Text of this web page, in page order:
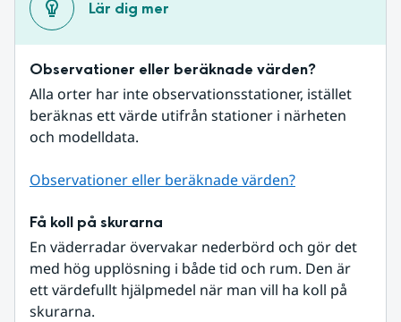
Lär dig mer
Observationer eller beräknade värden?
Alla orter har inte observationsstationer, istället
beräknas ett värde utifrån stationer i närheten
och modelldata.
Observationer eller beräknade värden?
Få koll på skurarna
En väderradar övervakar nederbörd och gör det
med hög upplösning i både tid och rum. Den är
ett värdefullt hjälpmedel när man vill ha koll på
skurarna.